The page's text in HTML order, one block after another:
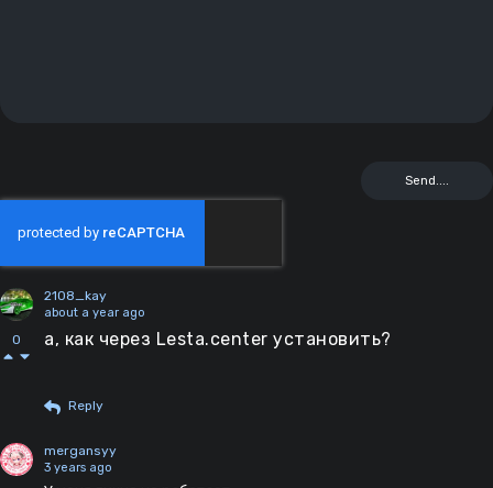
0
2108_kay
about a year ago
а, как через Lesta.center установить?
Reply
mergansyy
3 years ago